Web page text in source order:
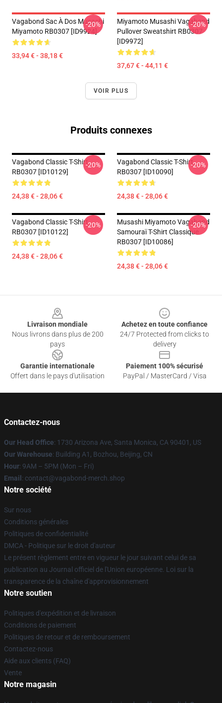
Vagabond Sac À Dos Musashi
Miyamoto RB0307 [ID9924]
33,94 € - 38,18 €
-20%
Miyamoto Musashi Vagabond
Pullover Sweatshirt RB0307
[ID9972]
37,67 € - 44,11 €
-20%
VOIR PLUS
Produits connexes
Vagabond Classic T-Shirt
RB0307 [ID10129]
24,38 € - 28,06 €
-20%
Vagabond Classic T-Shirt
RB0307 [ID10090]
24,38 € - 28,06 €
-20%
Vagabond Classic T-Shirt
RB0307 [ID10122]
24,38 € - 28,06 €
-20%
Musashi Miyamoto Vagabond
Samouraï T-Shirt Classique
RB0307 [ID10086]
24,38 € - 28,06 €
-20%
Livraison mondiale
Nous livrons dans plus de 200
pays
Achetez en toute confiance
24/7 Protected from clicks to
delivery
Garantie internationale
Offert dans le pays d'utilisation
Paiement 100% sécurisé
PayPal / MasterCard / Visa
Contactez-nous
Our Head Office: 1730 Arizona Ave, Santa Monica, CA 90401, US
Our Warehouse: Building A1, Bozhou, Beijing, CN
Hour: 9AM – 5PM (Mon – Fri)
Email : contact@vagabond-merch.shop
Notre société
Sur nous
Conditions générales
Politiques de confidentialité
DMCA - Politique sur le droit d'auteur
Le présent règlement entre en vigueur le jour suivant celui de sa
publication au Journal officiel de l'Union européenne. Loi sur la
transparence de la chaîne d'approvisionnement
Notre soutien
Politiques d'expédition et de livraison
Conditions de paiement
Politiques de retour et de remboursement
Contactez-nous
Aide aux clients (FAQ)
Vente
Notre magasin